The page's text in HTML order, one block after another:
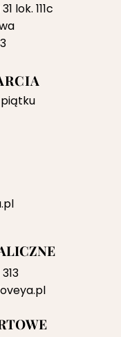
lok. 111c
piątku